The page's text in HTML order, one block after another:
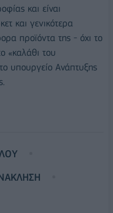
και είναι
και γενικότερα
προϊόντα της - όχι το
«καλάθι του
υπουργείο Ανάπτυξης